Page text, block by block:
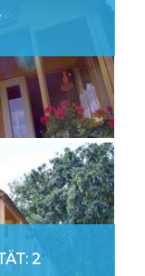
2